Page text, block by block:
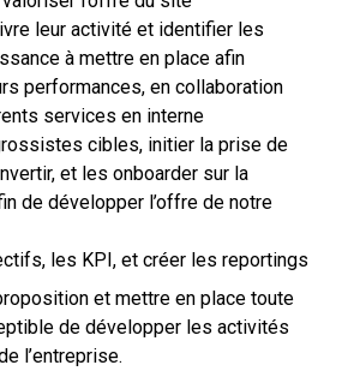
leur activité et identifier les
à mettre en place afin
performances, en collaboration
services en interne
cibles, initier la prise de
et les onboarder sur la
de développer l’offre de notre
les KPI, et créer les reportings
et mettre en place toute
de développer les activités
l’entreprise.